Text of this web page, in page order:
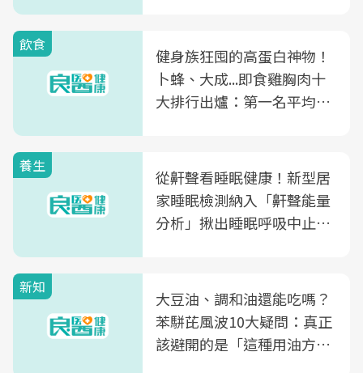
飲食
健身族狂囤的高蛋白神物！
卜蜂、大成...即食雞胸肉十
大排行出爐：第一名平均一
養生
從鼾聲看睡眠健康！新型居
家睡眠檢測納入「鼾聲能量
分析」揪出睡眠呼吸中止症
新知
大豆油、調和油還能吃嗎？
苯駢芘風波10大疑問：真正
該避開的是「這種用油方